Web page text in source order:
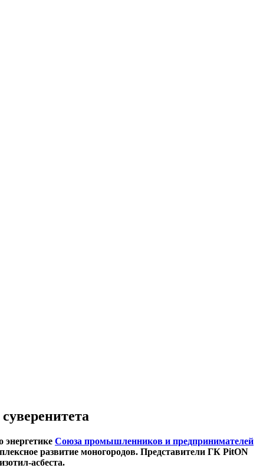
энергетике Союза промышленников и предпринимателей
развитие моногородов. Представители ГК PitON
асбеста.